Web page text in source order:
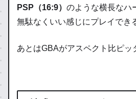
PSP（16:9） のような横長なハ
無駄なくいい感じにプレイでき
あとはGBAがアスペクト比ピッ